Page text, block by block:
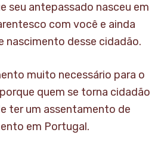
seu antepassado nasceu em
com você e ainda
nascimento desse cidadão.
muito necessário para o
quem se torna cidadão
ter um assentamento de
em Portugal.